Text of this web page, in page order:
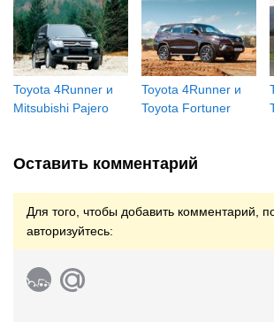
Toyota 4Runner и
Mitsubishi Pajero
Toyota 4Runner и
Toyota Fortuner
Оставить комментарий
Для того, чтобы добавить комментарий,
авторизуйтесь: